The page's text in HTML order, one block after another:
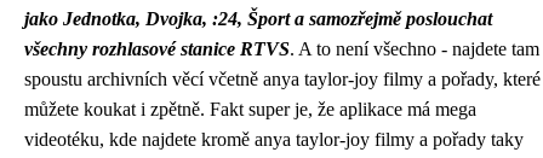
jako Jednotka, Dvojka, :24, Šport a samozřejmě poslouchat
všechny rozhlasové stanice RTVS. A to není všechno - najdete tam
spoustu archivních věcí včetně anya taylor-joy filmy a pořady, které
můžete koukat i zpětně. Fakt super je, že aplikace má mega
videotéku, kde najdete kromě anya taylor-joy filmy a pořady taky